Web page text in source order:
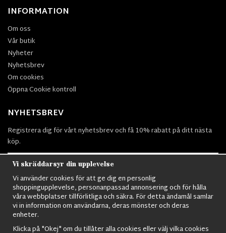
INFORMATION
Om oss
Vår butik
Nyheter
Nyhetsbrev
Om cookies
Öppna Cookie kontroll
NYHETSBREV
Registrera dig för vårt nyhetsbrev och få 10% rabatt på ditt nästa
köp.
Prenumerera
Vi skräddarsyr din upplevelse
Vi använder cookies för att ge dig en personlig
shoppingupplevelse, personanpassad annonsering och för hålla
våra webbplatser tillförlitliga och säkra. För detta ändamål samlar
vi in information om användarna, deras mönster och deras
enheter.
Klicka på "Okej" om du tillåter alla cookies eller välj vilka cookies